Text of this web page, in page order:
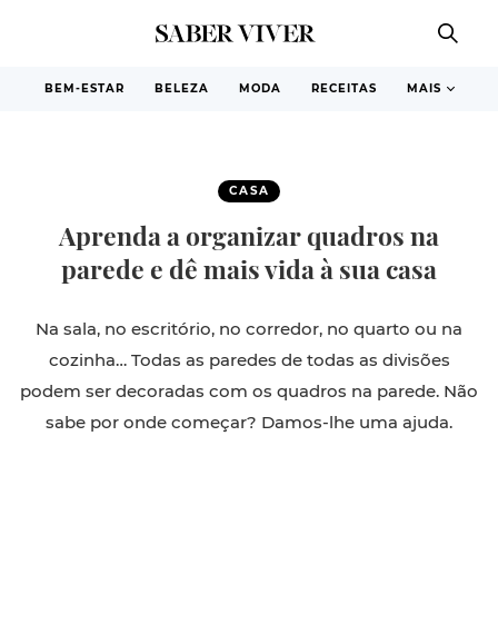
BEM-ESTAR BELEZA MODA RECEITAS MAIS
CASA
Aprenda a organizar quadros na
parede e dê mais vida à sua casa
Na sala, no escritório, no corredor, no quarto ou na
cozinha… Todas as paredes de todas as divisões
podem ser decoradas com os quadros na parede. Não
sabe por onde começar? Damos-lhe uma ajuda.